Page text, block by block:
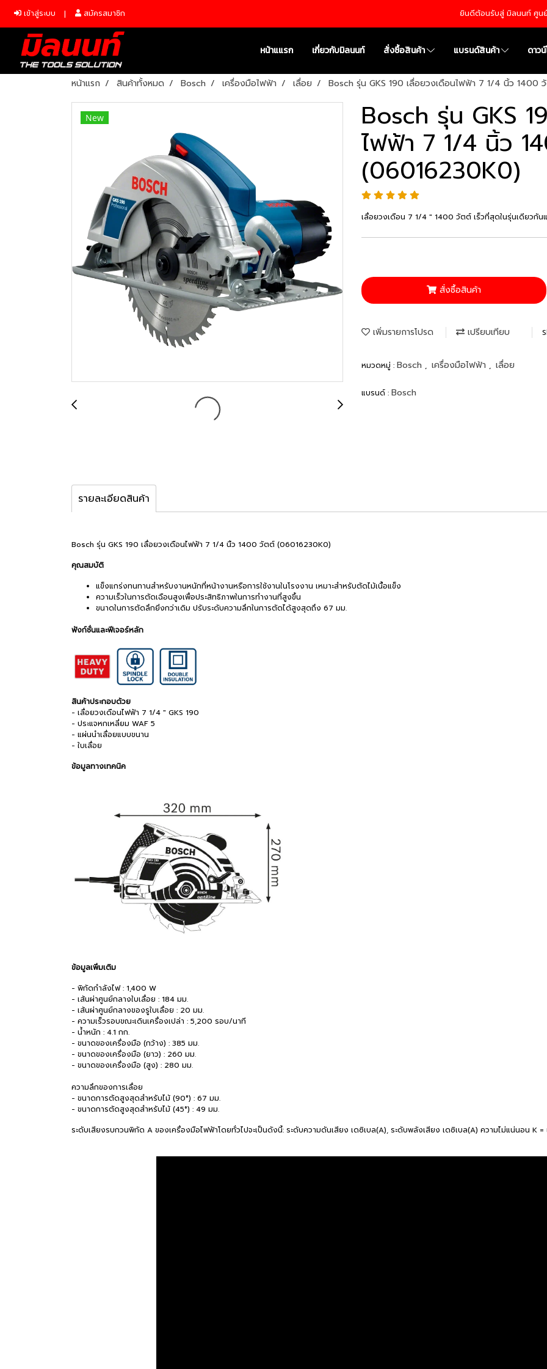
เข้าสู่ระบบ สมัครสมาชิก ยินดีต้อนรับสู่ มิลนนท์ ศูน
หน้าแแรก เกี่ยวกับมิลนนท์ สั่งซื้อสินค้า แบรนด์สินค้า ดาว
หน้าแรก สินค้าทั้งหมด Bosch เครื่องมือไฟฟ้า เลื่อย Bosch รุ่น GKS 190 เลื่อยวงเดือนไฟฟ้า 7 1/4 นิ้ว 1400
New Bosch รุ่น GKS
ไฟฟ้า 7 1/4 นิ้ว
(06016230K0)
เลื่อยวงเดือน 7 1/4 " 1400 วัตต์ เร็วที่สุดในรุ่นเดียวกัน
สั่งซื้อสินค้า
เพิ่มรายการโปรด เปรียบเทียบ
หมวดหมู่ : Bosch , เครื่องมือไฟฟ้า , เลื่อย
แบรนด์ : Bosch
รายละเอียดสินค้า
Bosch รุ่น GKS 190 เลื่อยวงเดือนไฟฟ้า 7 1/4 นิ้ว 1400 วัตต์ (06016230K0)
คุณสมบัติ
แข็งแกร่งทนทานสำหรับงานหนักที่หน้างานหรือการใช้งานในโรงงาน เหมาะสำหรับตัดไม้เนื้อแข็ง
ความเร็วในการตัดเฉือนสูงเพื่อประสิทธิภาพในการทำงานที่สูงขึ้น
ขนาดในการตัดลึกยิ่งกว่าเดิม ปรับระดับความลึกในการตัดได้สูงสุดถึง 67 มม.
ฟังก์ชั่นและฟีเจอร์หลัก
สินค้าประกอบด้วย
- เลื่อยวงเดือนไฟฟ้า 7 1/4 " GKS 190
- ประแจหกเหลี่ยม WAF 5
- แผ่นนำเลื่อยแบบขนาน
- ใบเลื่อย
ข้อมูลทางเทคนิค
ข้อมูลเพิ่มเติม
- พิกัดกำลังไฟ : 1,400 W
- เส้นผ่าศูนย์กลางใบเลื่อย : 184 มม.
- เส้นผ่าศูนย์กลางของรูใบเลื่อย : 20 มม.
- ความเร็วรอบขณะเดินเครื่องเปล่า : 5,200 รอบ/นาที
- น้ำหนัก : 4.1 กก.
- ขนาดของเครื่องมือ (กว้าง) : 385 มม.
- ขนาดของเครื่องมือ (ยาว) : 260 มม.
- ขนาดของเครื่องมือ (สูง) : 280 มม.
ความลึกของการเลื่อย
- ขนาดการตัดสูงสุดสำหรับไม้ (90°) : 67 มม.
- ขนาดการตัดสูงสุดสำหรับไม้ (45°) : 49 มม.
ระดับเสียงรบกวนพิกัด A ของเครื่องมือไฟฟ้าโดยทั่วไปจะเป็นดังนี้: ระดับความดันเสียง เดซิเบล(A), ระดับพลังเสียง เดซิเบล(A) ความไม่แน่นอน K =